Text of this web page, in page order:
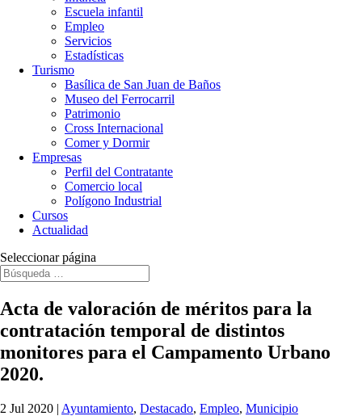
Escuela infantil
Empleo
Servicios
Estadísticas
Turismo
Basílica de San Juan de Baños
Museo del Ferrocarril
Patrimonio
Cross Internacional
Comer y Dormir
Empresas
Perfil del Contratante
Comercio local
Polígono Industrial
Cursos
Actualidad
Seleccionar página
Acta de valoración de méritos para la
contratación temporal de distintos
monitores para el Campamento Urbano
2020.
2 Jul 2020 | Ayuntamiento, Destacado, Empleo, Municipio